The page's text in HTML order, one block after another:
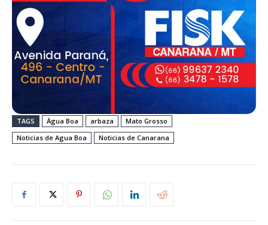
TAGS Água Boa arbaza
Mato Grosso
Noticias de Agua Boa
Noticias de Canarana